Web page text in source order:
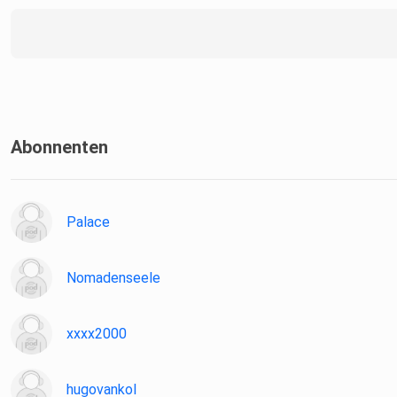
Abonnenten
Palace
Nomadenseele
xxxx2000
hugovankol